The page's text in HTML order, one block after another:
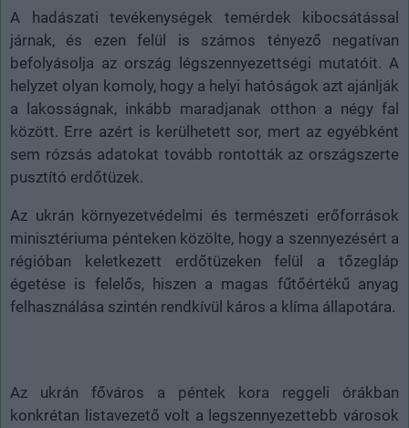
A hadászati tevékenységek temérdek kibocsátással
járnak, és ezen felül is számos tényező negatívan
befolyásolja az ország légszennyezettségi mutatóit. A
helyzet olyan komoly, hogy a helyi hatóságok azt ajánlják
a lakosságnak, inkább maradjanak otthon a négy fal
között. Erre azért is kerülhetett sor, mert az egyébként
sem rózsás adatokat tovább rontották az országszerte
pusztító erdőtüzek.
Az ukrán környezetvédelmi és természeti erőforrások
minisztériuma pénteken közölte, hogy a szennyezésért a
régióban keletkezett erdőtüzeken felül a tőzegláp
égetése is felelős, hiszen a magas fűtőértékű anyag
felhasználása szintén rendkívül káros a klíma állapotára.
Az ukrán főváros a péntek kora reggeli órákban
konkrétan listavezető volt a legszennyezettebb városok